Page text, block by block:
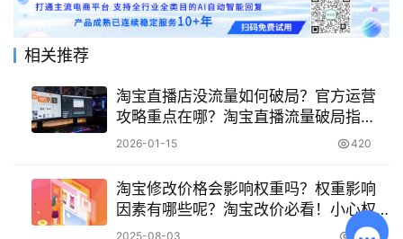
相关推荐
淘宝直播店没流量如何破局？官方运营
攻略重点在哪？淘宝直播流量破局指
南：内容优化 + 官方工具 + 推广技巧，
2026-01-15 420
淘宝修改价格会影响权重吗？权重影响
因素有哪些呢？淘宝改价必看！小心权
重暴跌！6大核心因素决定你的搜索排
2025-08-03 714